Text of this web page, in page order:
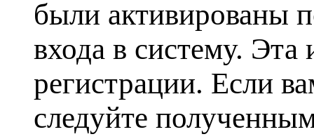
были активированы
входа в систему.
регистрации. Если
следуйте